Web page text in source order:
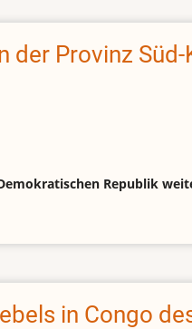
Provinz
Republik
in Congo